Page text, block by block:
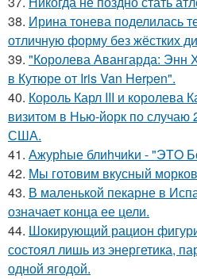
38. Ирина тонева поделилась
отличную форму без жёстких
39. "Королева Авангарда: Энн
в Кутюре от Iris Van Herpen".
40. Король Карл III и королева
визитом в Нью-йорк по случаю
США.
41. Ажурhые блиhчиkи - "ЭТO
42. Мы готовим вкусный
43. В маленькой пекарне в
означает конца ее цели.
44. Шокирующий рацион
состоял лишь из энергетика,
одной ягодой.